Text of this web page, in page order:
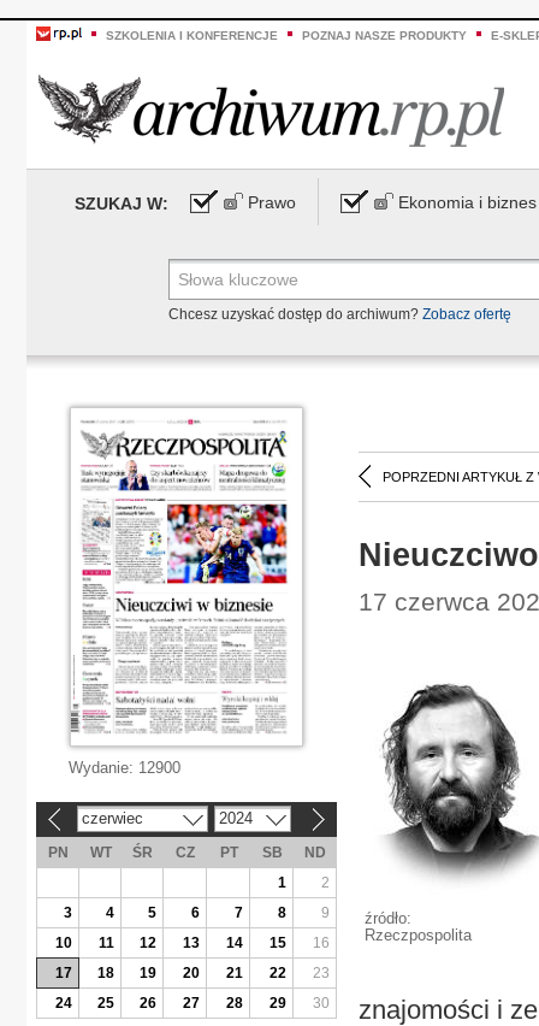
SZKOLENIA I KONFERENCJE POZNAJ NASZE PRODUKTY E-
SZUKAJ W: Prawo Ekonomia i biznes
Chcesz uzyskać dostęp do archiwum? Zobacz ofertę
POPRZEDNI ARTYKUŁ Z
17 czerwca
źródło:
Rzeczpospolita
znajomości i
Wydanie: 12900
czerwiec 2024
PN WT ŚR CZ PT SB
ND
1
2
3
4 5 6 7 8
9
10
11 12 13 14 15
16
17
18 19 20 21 22
23
24
25 26 27 28 29 30